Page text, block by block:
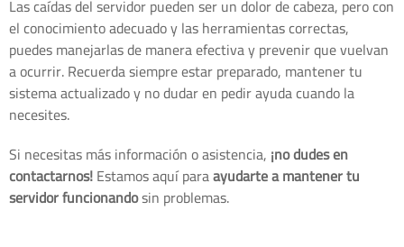
Las caídas del servidor pueden ser un dolor de cabeza, pero con
el conocimiento adecuado y las herramientas correctas,
puedes manejarlas de manera efectiva y prevenir que vuelvan
a ocurrir. Recuerda siempre estar preparado, mantener tu
sistema actualizado y no dudar en pedir ayuda cuando la
necesites.
Si necesitas más información o asistencia, ¡no dudes en
contactarnos!Estamos aquí paraayudarte a mantener tu
servidor funcionandosin problemas.